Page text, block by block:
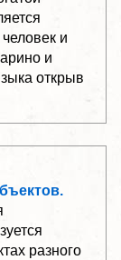
и
и
открыв
разного